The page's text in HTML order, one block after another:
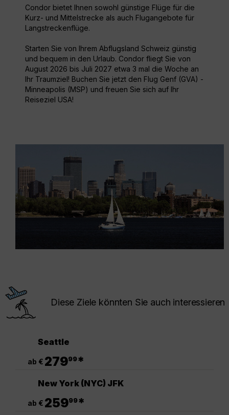
Condor bietet Ihnen sowohl günstige Flüge für die
Kurz- und Mittelstrecke als auch Flugangebote für
Langstreckenflüge.
Starten Sie von Ihrem Abflugsland Schweiz günstig
und bequem in den Urlaub. Condor fliegt Sie von
August 2026 bis Juli 2027 etwa 3 mal die Woche an
Ihr Traumziel! Buchen Sie jetzt den Flug Genf (GVA) -
Minneapolis (MSP) und freuen Sie sich auf Ihr
Reiseziel USA!
Diese Ziele könnten Sie auch interessieren
Seattle
ab € 27999*
New York (NYC) JFK
ab € 25999*